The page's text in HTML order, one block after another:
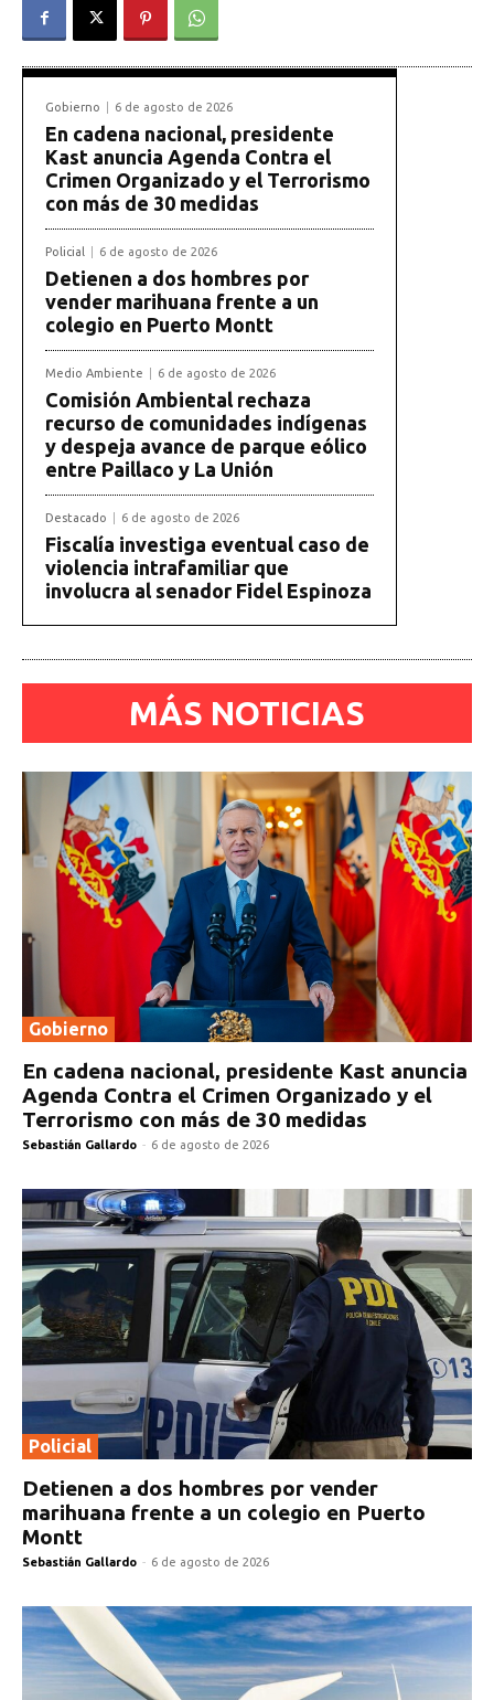
Gobierno 6 de agosto de 2026
En cadena nacional, presidente
Kast anuncia Agenda Contra el
Crimen Organizado y el Terrorismo
con más de 30 medidas
Policial 6 de agosto de 2026
Detienen a dos hombres por
vender marihuana frente a un
colegio en Puerto Montt
Medio Ambiente 6 de agosto de 2026
Comisión Ambiental rechaza
recurso de comunidades indígenas
y despeja avance de parque eólico
entre Paillaco y La Unión
Destacado 6 de agosto de 2026
Fiscalía investiga eventual caso de
violencia intrafamiliar que
involucra al senador Fidel Espinoza
MÁS NOTICIAS
Gobierno
En cadena nacional, presidente Kast anuncia
Agenda Contra el Crimen Organizado y el
Terrorismo con más de 30 medidas
Sebastián Gallardo - 6 de agosto de 2026
Policial
Detienen a dos hombres por vender
marihuana frente a un colegio en Puerto
Montt
Sebastián Gallardo - 6 de agosto de 2026